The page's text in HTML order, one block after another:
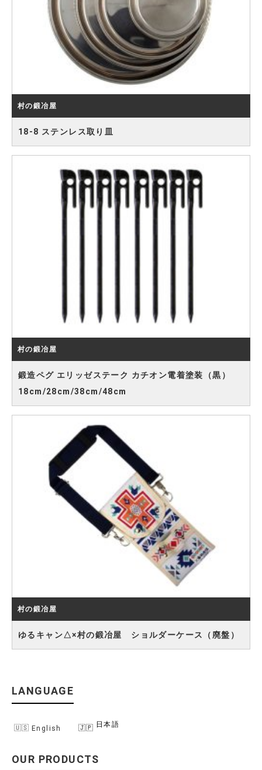
村の鍛冶屋
18-8 ステンレス取り皿
村の鍛冶屋
鍛造ペグ エリッゼステーク カチオン電着塗装（黒）
18cm/28cm/38cm/48cm
村の鍛冶屋
ゆるキャン△×村の鍛冶屋 ショルダーケース（廃盤）
LANGUAGE
English
日本語
OUR PRODUCTS